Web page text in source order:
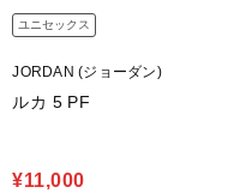
ユニセックス
JORDAN (ジョーダン)
ルカ 5 PF
¥11,000